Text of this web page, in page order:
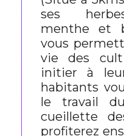
ses
menthe et
vous
vie des
initier à
habitants
le travail
cueillette
profiterez